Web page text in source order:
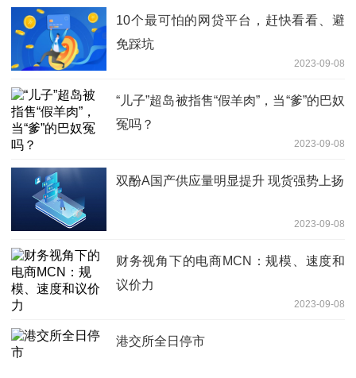
10个最可怕的网贷平台，赶快看看、避
免踩坑
2023-09-08
“儿子”超岛被指售“假羊肉”，当“爹”的巴奴
冤吗？
2023-09-08
双酚A国产供应量明显提升 现货强势上扬
2023-09-08
财务视角下的电商MCN：规模、速度和
议价力
2023-09-08
港交所全日停市